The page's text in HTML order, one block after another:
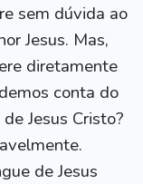
sem dúvida ao
Jesus. Mas,
diretamente
conta do
Jesus Cristo?
de Jesus